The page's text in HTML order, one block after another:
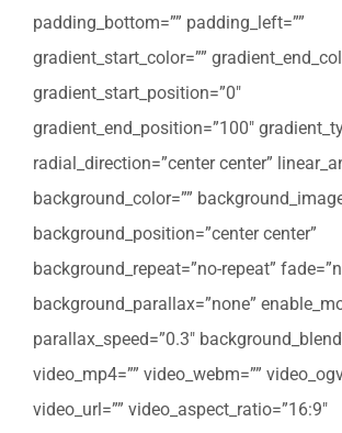
padding_bottom=”” padding_left=””
gradient_start_color=””
gradient_start_position=”0″
gradient_end_position=”100″
radial_direction=”center center”
background_color=””
background_position=”center center”
background_repeat=”no-repeat”
background_parallax=”none”
parallax_speed=”0.3″
video_mp4=”” video_webm=””
video_url=”” video_aspect_ratio=”16:9″